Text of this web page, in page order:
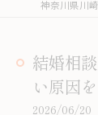
結婚相
い原因
2026/06/20